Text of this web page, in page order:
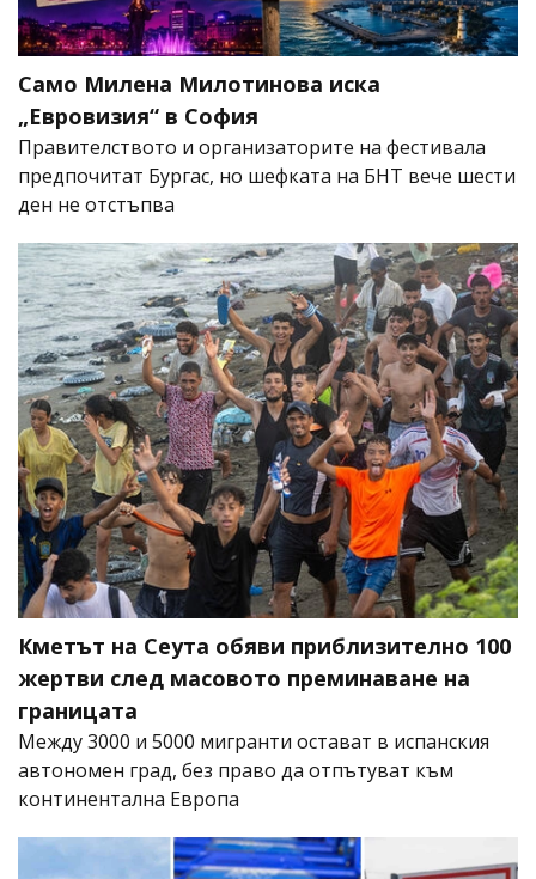
Само Милена Милотинова иска
„Евровизия“ в София
Правителството и организаторите на фестивала
предпочитат Бургас, но шефката на БНТ вече шести
ден не отстъпва
Кметът на Сеута обяви приблизително 100
жертви след масовото преминаване на
границата
Между 3000 и 5000 мигранти остават в испанския
автономен град, без право да отпътуват към
континентална Европа